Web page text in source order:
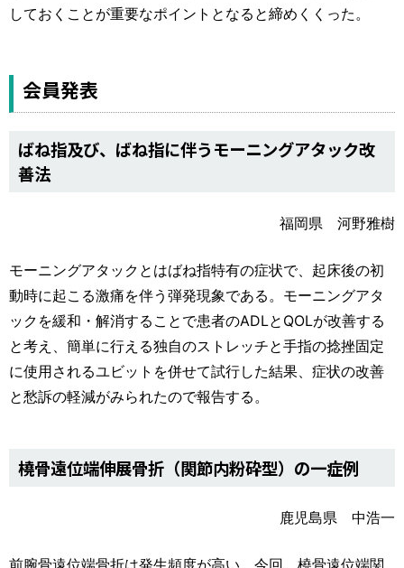
しておくことが重要なポイントとなると締めくくった。
会員発表
ばね指及び、ばね指に伴うモーニングアタック改
善法
福岡県 河野雅樹
モーニングアタックとはばね指特有の症状で、起床後の初
動時に起こる激痛を伴う弾発現象である。モーニングアタ
ックを緩和・解消することで患者のADLとQOLが改善する
と考え、簡単に行える独自のストレッチと手指の捻挫固定
に使用されるユビットを併せて試行した結果、症状の改善
と愁訴の軽減がみられたので報告する。
橈骨遠位端伸展骨折（関節内粉砕型）の一症例
鹿児島県 中浩一